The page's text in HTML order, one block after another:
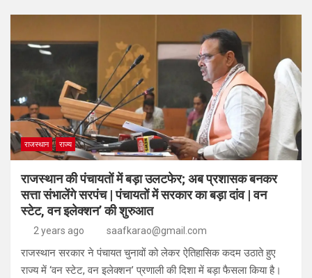
राजस्थान राज्य
राजस्थान की पंचायतों में बड़ा उलटफेर; अब प्रशासक बनकर
सत्ता संभालेंगे सरपंच | पंचायतों में सरकार का बड़ा दांव | वन
स्टेट, वन इलेक्शन’ की शुरुआत
2 years ago saafkarao@gmail.com
राजस्थान सरकार ने पंचायत चुनावों को लेकर ऐतिहासिक कदम उठाते हुए
राज्य में ‘वन स्टेट, वन इलेक्शन’ प्रणाली की दिशा में बड़ा फैसला किया है।